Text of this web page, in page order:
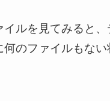
イルを見てみると、
何のファイルもない